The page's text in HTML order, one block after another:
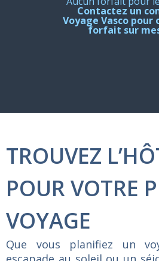
Contactez un
Voyage Vasco pour
forfait sur
TROUVEZ
POUR VOTRE
VOYAGE
Que vous planifiez un